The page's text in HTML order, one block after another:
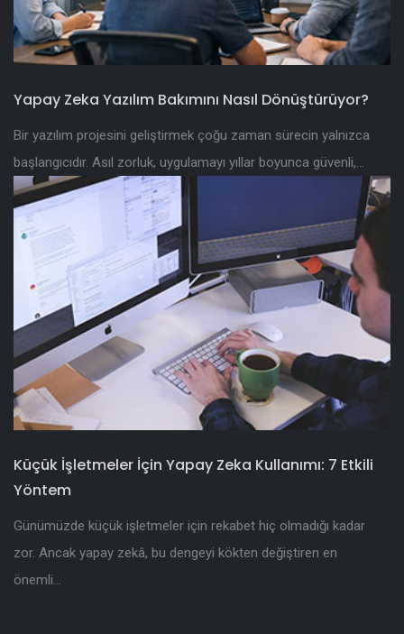
Yapay Zeka Yazılım Bakımını Nasıl Dönüştürüyor?
Bir yazılım projesini geliştirmek çoğu zaman sürecin yalnızca
başlangıcıdır. Asıl zorluk, uygulamayı yıllar boyunca güvenli,...
Küçük İşletmeler İçin Yapay Zeka Kullanımı: 7 Etkili
Yöntem
Günümüzde küçük işletmeler için rekabet hiç olmadığı kadar
zor. Ancak yapay zekâ, bu dengeyi kökten değiştiren en
önemli...